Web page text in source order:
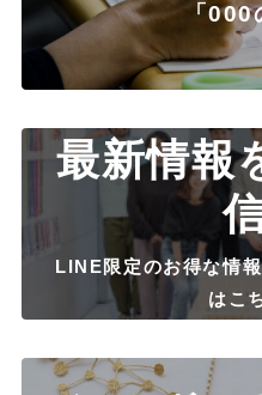
「000
最新情報
LINE限定のお得な情
はこ